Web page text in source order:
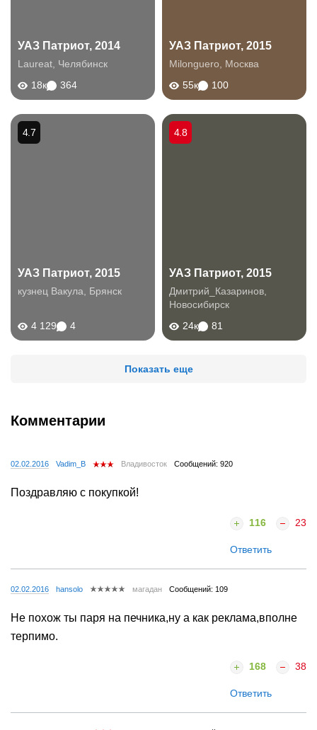
УАЗ Патриот, 2014
Laureat Челябинск
18к
364
УАЗ Патриот, 2015
Milonguero
Москва
55к
100
УАЗ Патриот, 2015
кузнец Вакула Брянск
4 129 4
4.7
УАЗ Патриот, 2015
Дмитрий_Казаринов
Новосибирск
24к
81
4.8
Показать еще
Комментарии
02.02.2016 Vadim_B Владивосток Сообщений: 920
Поздравляю с покупкой!
116 23
Ответить
02.02.2016 hansolo магадан Сообщений: 109
Не похож ты паря на печника,ну а как реклама,вполне
терпимо.
168 38
Ответить